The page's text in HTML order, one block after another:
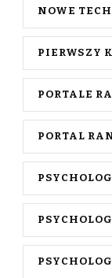
NOWE
PIERWSZY
PORTALE
PORTAL